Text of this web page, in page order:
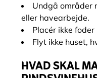
Undgå områder
eller havearbejde.
Placér ikke
Flyt ikke huset,
HVAD SKAL